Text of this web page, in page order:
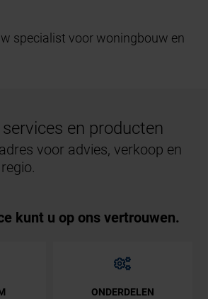
specialist voor woningbouw en
en producten
voor advies, verkoop en
kunt u op ons vertrouwen.
ONDERDELEN